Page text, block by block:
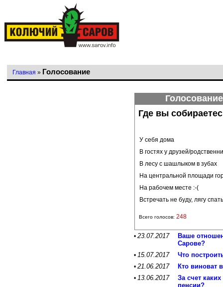
Главная » Голосование
Где вы
У себя дома
В гостях у друзей/
В лесу с шашлыком в зубах
На центральной площади
На рабочем месте :-(
Встречать не буду, лягу спать
Всего голосов: 248
• 23.07.2017
Ваше
Сарове?
• 15.07.2017 Что
• 21.06.2017 Кто виноват
• 13.06.2017
За счет
пенсии?